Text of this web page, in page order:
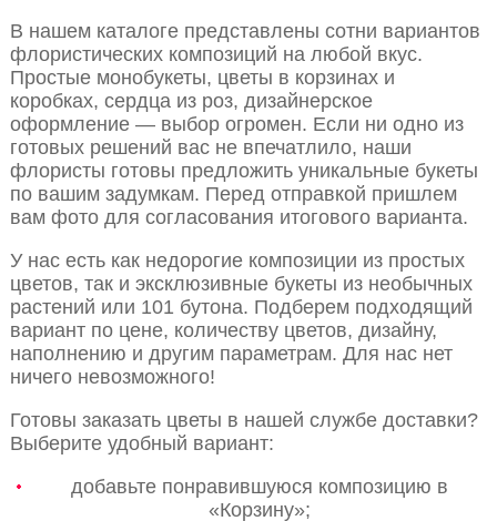
В нашем каталоге представлены сотни вариантов
флористических композиций на любой вкус.
Простые монобукеты, цветы в корзинах и
коробках, сердца из роз, дизайнерское
оформление — выбор огромен. Если ни одно из
готовых решений вас не впечатлило, наши
флористы готовы предложить уникальные букеты
по вашим задумкам. Перед отправкой пришлем
вам фото для согласования итогового варианта.
У нас есть как недорогие композиции из простых
цветов, так и эксклюзивные букеты из необычных
растений или 101 бутона. Подберем подходящий
вариант по цене, количеству цветов, дизайну,
наполнению и другим параметрам. Для нас нет
ничего невозможного!
Готовы заказать цветы в нашей службе доставки?
Выберите удобный вариант:
добавьте понравившуюся композицию в
«Корзину»;